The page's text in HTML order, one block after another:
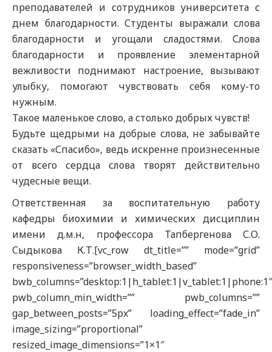
преподавателей и сотрудников университета с
днем благодарности. Студенты выражали слова
благодарности и угощали сладостями. Слова
благодарности и проявление элементарной
вежливости поднимают настроение, вызывают
улыбку, помогают чувствовать себя кому-то
нужным.
Такое маленькое слово, а столько добрых чувств!
Будьте щедрыми на добрые слова, не забывайте
сказать «Спасибо», ведь искренне произнесенные
от всего сердца слова творят действительно
чудесные вещи.
Ответственная за воспитательную работу
кафедры биохимии и химических дисциплин
имени д.м.н, профессора Тапбергенова С.О.
Сыдыкова К.Т.[vc_row dt_title=”” mode=”grid”
responsiveness=”browser_width_based”
bwb_columns=”desktop:1|h_tablet:1|v_tablet:1|phone:1″
pwb_column_min_width=”” pwb_columns=””
gap_between_posts=”5px” loading_effect=”fade_in”
image_sizing=”proportional”
resized_image_dimensions=”1×1″